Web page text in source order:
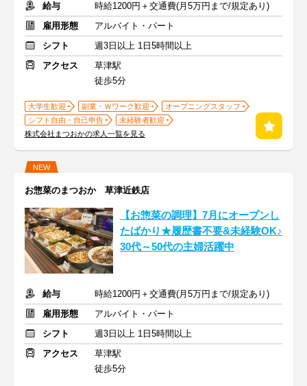
給与
時給1200円＋交通費(月5万円まで/規定あり)
雇用形態
アルバイト・パート
シフト
週3日以上 1日5時間以上
アクセス
草津駅
徒歩5分
大学生歓迎 副業・Ｗワーク歓迎
オープニングスタッフ
シフト自由・自己申告
未経験者歓迎
株式会社まつおかの求人一覧を見る
NEW
お惣菜のまつおか 草津近鉄店
【お惣菜の調理】7月にオープンし
たばかり★履歴書不要&未経験OK♪
30代～50代の主婦活躍中
給与
時給1200円＋交通費(月5万円まで/規定あり)
雇用形態
アルバイト・パート
シフト
週3日以上 1日5時間以上
アクセス
草津駅
徒歩5分